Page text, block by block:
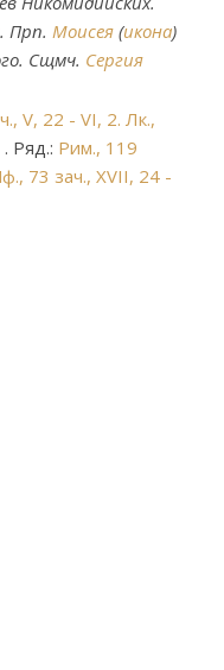
. Прп. Моисея (икона)
Сщмч. Сергия
V, 22 - VI, 2. Лк.,
. Ряд.: Рим., 119
73 зач., XVII, 24 -